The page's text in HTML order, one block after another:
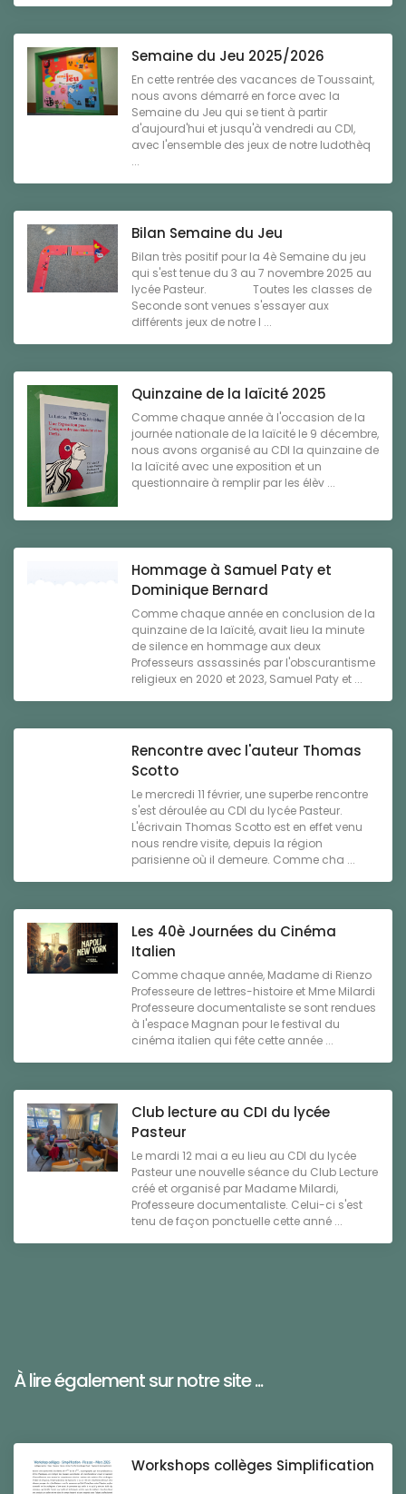
Semaine du Jeu 2025/2026
En cette rentrée des vacances de Toussaint,
nous avons démarré en force avec la
Semaine du Jeu qui se tient à partir
d'aujourd'hui et jusqu'à vendredi au CDI,
avec l'ensemble des jeux de notre ludothèq
...
Bilan Semaine du Jeu
Bilan très positif pour la 4è Semaine du jeu
qui s'est tenue du 3 au 7 novembre 2025 au
lycée Pasteur. Toutes les classes de
Seconde sont venues s'essayer aux
différents jeux de notre l ...
Quinzaine de la laïcité 2025
Comme chaque année à l'occasion de la
journée nationale de la laïcité le 9 décembre,
nous avons organisé au CDI la quinzaine de
la laïcité avec une exposition et un
questionnaire à remplir par les élèv ...
Hommage à Samuel Paty et
Dominique Bernard
Comme chaque année en conclusion de la
quinzaine de la laïcité, avait lieu la minute
de silence en hommage aux deux
Professeurs assassinés par l'obscurantisme
religieux en 2020 et 2023, Samuel Paty et ...
Rencontre avec l'auteur Thomas
Scotto
Le mercredi 11 février, une superbe rencontre
s'est déroulée au CDI du lycée Pasteur.
L'écrivain Thomas Scotto est en effet venu
nous rendre visite, depuis la région
parisienne où il demeure. Comme cha ...
Les 40è Journées du Cinéma
Italien
Comme chaque année, Madame di Rienzo
Professeure de lettres-histoire et Mme Milardi
Professeure documentaliste se sont rendues
à l'espace Magnan pour le festival du
cinéma italien qui fête cette année ...
Club lecture au CDI du lycée
Pasteur
Le mardi 12 mai a eu lieu au CDI du lycée
Pasteur une nouvelle séance du Club Lecture
créé et organisé par Madame Milardi,
Professeure documentaliste. Celui-ci s'est
tenu de façon ponctuelle cette anné ...
À lire également sur notre site ...
Workshops collèges Simplification